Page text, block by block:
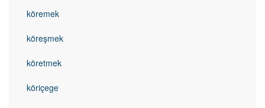
köremek
köreşmek
köretmek
köriçege